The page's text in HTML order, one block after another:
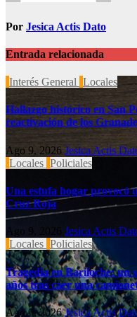
Por Jesica Actis Dato
Entrada relacionada
Interés General Locales
Hallazgo histórico en San
reactivación de los
Ago 9, 2026 Jesica Actis
Locales Policiales
Una estufa hogar provocó
Cruz Roja
Ago 9, 2026 Jesica Actis
Locales Policiales
Tragedia en Bariloche: un
años tras caer una
Ago 9, 2026Jesica Actis